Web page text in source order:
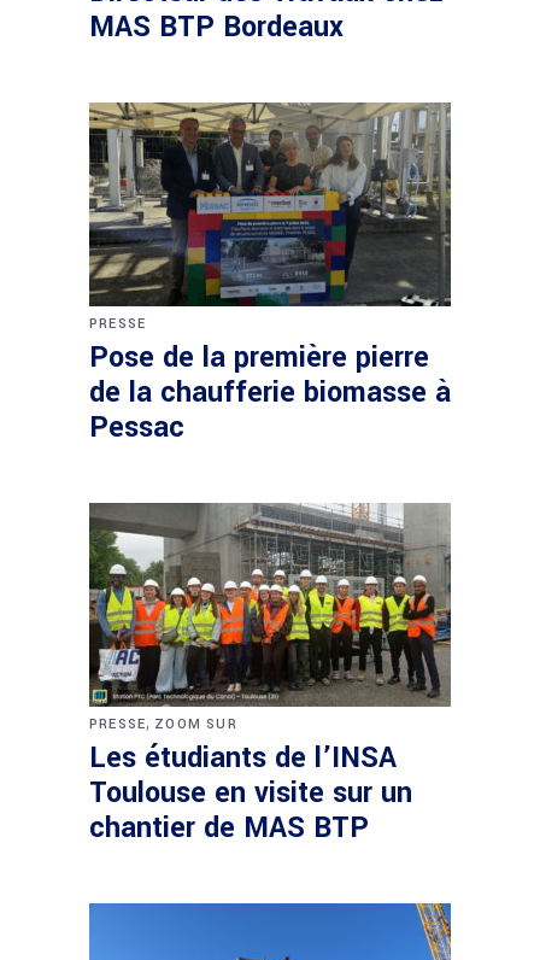
MAS BTP Bordeaux
PRESSE
Pose de la première pierre
de la chaufferie biomasse à
Pessac
PRESSE, ZOOM SUR
Les étudiants de l’INSA
Toulouse en visite sur un
chantier de MAS BTP